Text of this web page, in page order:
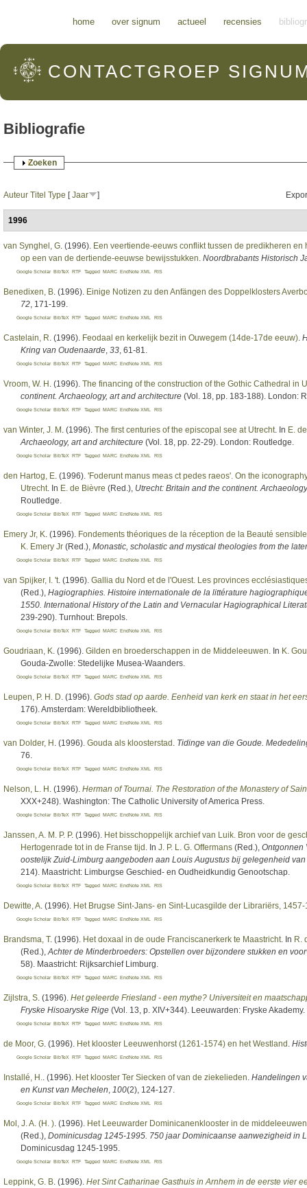
home over signum actueel recensies
CONTACTGROEP
Bibliografie
Weergeven
Zoeken
Auteur Titel Type [Jaar ]
1996
van Synghel, G . (1996). Een veertiende-eeuws conflikt tussen de predikheren
op een van de dertiende-eeuwse bewijsstukken Noordbrabants Historisch
Google Scholar BibTeX RTF Tagged MARC EndNote XML RIS
Benedixen, B . (1996). Einige Notizen zu den Anfängen des Doppelklosters
72 , 171-199.
Google Scholar BibTeX RTF Tagged MARC EndNote XML RIS
Castelain, R . (1996). Feodaal en kerkelijk bezit in Ouwegem (14de-17de eeuw)
Kring van Oudenaarde 33 , 61-81.
Google Scholar BibTeX RTF Tagged MARC EndNote XML RIS
Vroom, W. H . (1996). The financing of the construction of the Gothic Cathedral in
continent. Archaeology, art and architecture (Vol. 18, pp. 183-188). London:
Google Scholar BibTeX RTF Tagged MARC EndNote XML RIS
van Winter, J. M . (1996). The first centuries of the episcopal see at Utrecht . In E.
Archaeology, art and architecture (Vol. 18, pp. 22-29). London: Routledge.
Google Scholar BibTeX RTF Tagged MARC EndNote XML RIS
den Hartog, E . (1996). 'Foderunt manus meas ct pedes raeos'. On the
Utrecht . In E. de Bièvre (Red.) Utrecht: Britain and the continent.
Routledge.
Google Scholar BibTeX RTF Tagged MARC EndNote XML RIS
Emery Jr, K . (1996). Fondements théoriques de la réception de la Beauté
K. Emery Jr (Red.) Monastic, scholastic and mystical theologies from the
Google Scholar BibTeX RTF Tagged MARC EndNote XML RIS
van Spijker, I. 't . (1996). Gallia du Nord et de l'Ouest. Les provinces
(Red.) Hagiographies. Histoire internationale de la littérature
1550. International History of the Latin and Vernacular Hagiographical
239-290). Turnhout: Brepols.
Google Scholar BibTeX RTF Tagged MARC EndNote XML RIS
Goudriaan, K . (1996). Gilden en broederschappen in de Middeleeuwen . In K.
Gouda-Zwolle: Stedelijke Musea-Waanders.
Google Scholar BibTeX RTF Tagged MARC EndNote XML RIS
Leupen, P. H. D . (1996). Gods stad op aarde. Eenheid van kerk en staat in het
176). Amsterdam: Wereldbibliotheek.
Google Scholar BibTeX RTF Tagged MARC EndNote XML RIS
van Dolder, H . (1996). Gouda als kloosterstad Tidinge van die Goude.
76.
Google Scholar BibTeX RTF Tagged MARC EndNote XML RIS
Nelson, L. H . (1996). Herman of Tournai. The Restoration of the Monastery of
XXX+248). Washington: The Catholic University of America Press.
Google Scholar BibTeX RTF Tagged MARC EndNote XML RIS
Janssen, A. M. P. P. (1996). Het bisschoppelijk archief van Luik. Bron voor de
Hertogenrade tot in de Franse tijd . In J. P. L. G. Offermans (Red.) Ontgonnen
oostelijk Zuid-Limburg aangeboden aan Louis Augustus bij gelegenheid
214). Maastricht: Limburgse Geschied- en Oudheidkundig Genootschap.
Google Scholar BibTeX RTF Tagged MARC EndNote XML RIS
Dewitte, A . (1996). Het Brugse Sint-Jans- en Sint-Lucasgilde der Librariërs,
Google Scholar BibTeX RTF Tagged MARC EndNote XML RIS
Brandsma, T. (1996). Het doxaal in de oude Franciscanerkerk te Maastricht . In R.
(Red.) Achter de Minderbroeders: Opstellen over bijzondere stukken en
58). Maastricht: Rijksarchief Limburg.
Google Scholar BibTeX RTF Tagged MARC EndNote XML RIS
Zijlstra, S . (1996). Het geleerde Friesland - een mythe? Universiteit en
Fryske Hisoaryske Rige (Vol. 13, p. XIV+344). Leeuwarden: Fryske Akademy.
Google Scholar BibTeX RTF Tagged MARC EndNote XML RIS
de Moor, G . (1996). Het klooster Leeuwenhorst (1261-1574) en het Westland
Google Scholar BibTeX RTF Tagged MARC EndNote XML RIS
Installé, H. . (1996). Het klooster Ter Siecken of van de ziekelieden Handelingen
en Kunst van Mechelen 100(2), 124-127.
Google Scholar BibTeX RTF Tagged MARC EndNote XML RIS
Mol, J. A. (H. ) . (1996). Het Leeuwarder Dominicanenklooster in de middeleeuwen
(Red.) Dominicusdag 1245-1995. 750 jaar Dominicaanse aanwezigheid in
Dominicusdag 1245-1995.
Google Scholar BibTeX RTF Tagged MARC EndNote XML RIS
Leppink, G. B . (1996). Het Sint Catharinae Gasthuis in Arnhem in de eerste vier